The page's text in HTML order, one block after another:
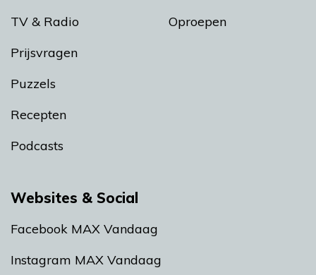
TV & Radio
Prijsvragen
Puzzels
Recepten
Podcasts
Oproepen
Websites & Social
Facebook MAX Vandaag
Instagram MAX Vandaag